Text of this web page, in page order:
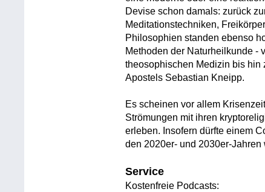
Devise schon damals: zurück
Meditationstechniken,
Philosophien standen ebenso
Methoden der Naturheilkunde -
theosophischen Medizin bis hin
Apostels Sebastian Kneipp.
Es scheinen vor allem
Strömungen mit ihren
erleben. Insofern dürfte einem
den 2020er- und 2030er-
Service
Kostenfreie Podcasts: